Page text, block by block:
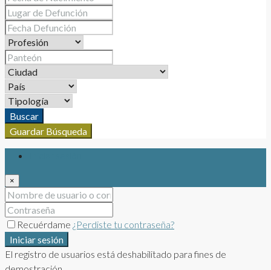
Buscar
Guardar Búsqueda
×
Recuérdame ¿Perdiste tu contraseña?
Iniciar sesión
El registro de usuarios está deshabilitado para fines de